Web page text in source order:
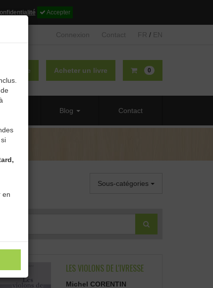
Accepter
en
Connexion Contact FR / EN
0
Acheter un livre
un livre
Blog Contact
Sous-catégories
LES VIOLONS DE L'IVRESSE
Michel CORENTIN